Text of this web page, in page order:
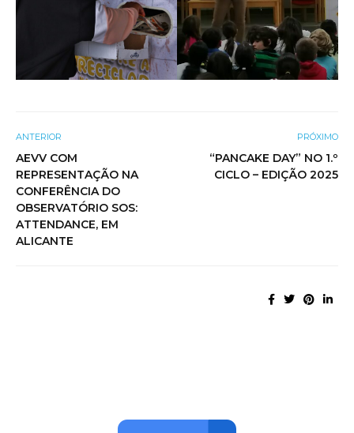
ANTERIOR
AEVV COM
REPRESENTAÇÃO NA
CONFERÊNCIA DO
OBSERVATÓRIO SOS:
ATTENDANCE, EM
ALICANTE
PRÓXIMO
“PANCAKE DAY” NO 1.º
CICLO – EDIÇÃO 2025